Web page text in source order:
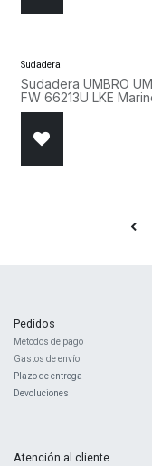
Sudadera
Sudadera UMBRO
FW 66213U LKE
Pedidos
Métodos de pago
Gastos de envío
Plazo de entrega
Devoluciones
Atención al cliente